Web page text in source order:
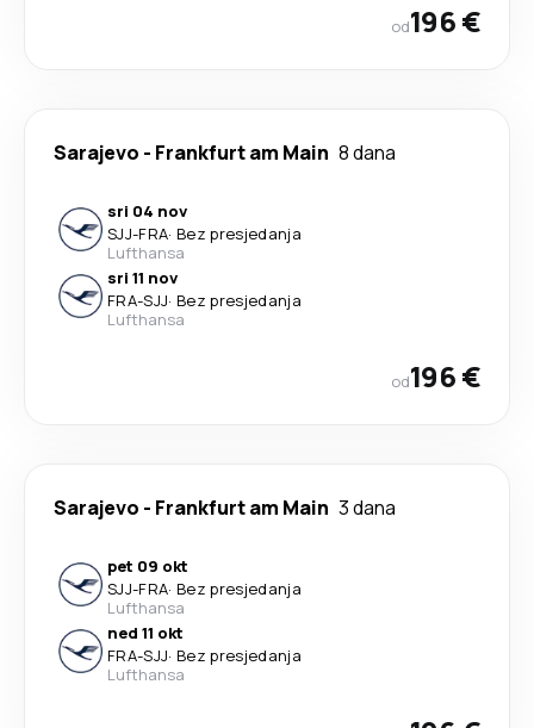
od196 €
Sarajevo - Frankfurt am Main 8 dana
sri 04 nov
SJJ-FRA· Bez presjedanja
Lufthansa
sri 11 nov
FRA-SJJ· Bez presjedanja
Lufthansa
od196 €
Sarajevo - Frankfurt am Main 3 dana
pet 09 okt
SJJ-FRA· Bez presjedanja
Lufthansa
ned 11 okt
FRA-SJJ· Bez presjedanja
Lufthansa